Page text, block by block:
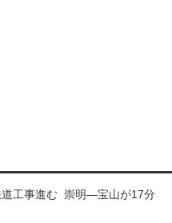
道工事進む 崇明―宝山が17分